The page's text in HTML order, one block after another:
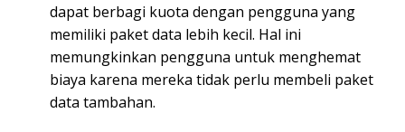
dapat berbagi kuota dengan pengguna yang
memiliki paket data lebih kecil. Hal ini
memungkinkan pengguna untuk menghemat
biaya karena mereka tidak perlu membeli paket
data tambahan.